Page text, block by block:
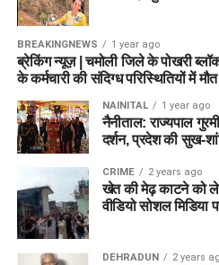
BREAKINGNEWS 1 year ago
ब्रेकिंग न्यूज़ | चमोली जिले के पोखरी ब्लॉक
के कर्मचारी की संदिग्ध परिस्थितियों में
NAINITAL 1 year ago
नैनीताल: राज्यपाल
दर्शन, प्रदेश की सुख-
CRIME 2 years ago
खेत की मेढ़ काटने को
वीडियो सोशल
DEHRADUN 2 years